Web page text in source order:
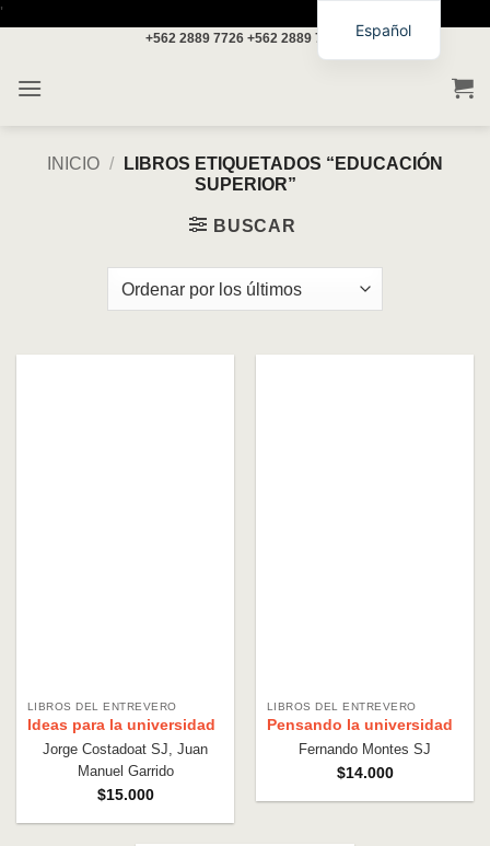
'
+562 2889 7726 +562 2889 7717
INICIO /
LIBROS ETIQUETADOS “EDUCACIÓN
SUPERIOR”
BUSCAR
LIBROS DEL ENTREVERO
Ideas para la universidad
Jorge Costadoat SJ, Juan
Manuel Garrido
$15.000
LIBROS DEL ENTREVERO
Pensando la universidad
Fernando Montes SJ
$14.000
Español